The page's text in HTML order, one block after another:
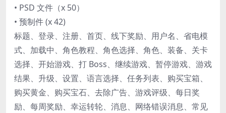
• PSD 文件（x 50）
• 预制件 (x 42)
标题、登录、注册、首页、线下奖励、用户名、省电模
式、加载中、角色教程、角色选择、角色、装备、关卡
选择、开始游戏、打 Boss、继续游戏、暂停游戏、游戏
结果、升级、设置、语言选择、任务列表、购买宝箱、
购买黄金、购买宝石、去除广告、游戏评级、每日奖
励、每周奖励、幸运转轮、消息、网络错误消息、常见